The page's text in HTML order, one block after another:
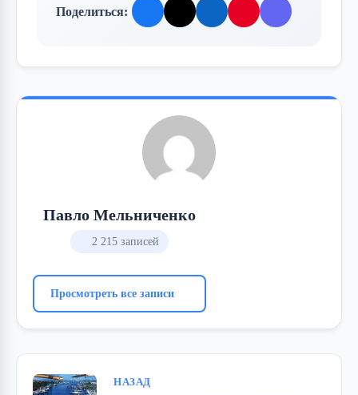
Поделиться:
Павло Мельниченко
2 215 записей
Просмотреть все записи
НАЗАД